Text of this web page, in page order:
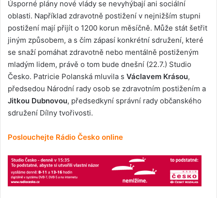
Úsporné plány nové vlády se nevyhýbají ani sociální
oblasti. Například zdravotně postižení v nejnižším stupni
postižení mají přijít o 1200 korun měsíčně. Může stát šetřit
jiným způsobem, a s čím zápasí konkrétní sdružení, které
se snaží pomáhat zdravotně nebo mentálně postiženým
mladým lidem, právě o tom bude dnešní (22.7.) Studio
Česko. Patricie Polanská mluvila s Václavem Krásou,
předsedou Národní rady osob se zdravotním postižením a
Jitkou Dubnovou, předsedkyní správní rady občanského
sdružení Dílny tvořivosti.
Poslouchejte Rádio Česko online